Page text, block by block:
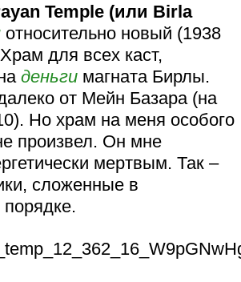
Temple (или Birla
относительно новый (1938
для всех каст,
деньги магната Бирлы.
от Мейн Базара (на
Но храм на меня особого
произвел. Он мне
мертвым. Так –
сложенные в